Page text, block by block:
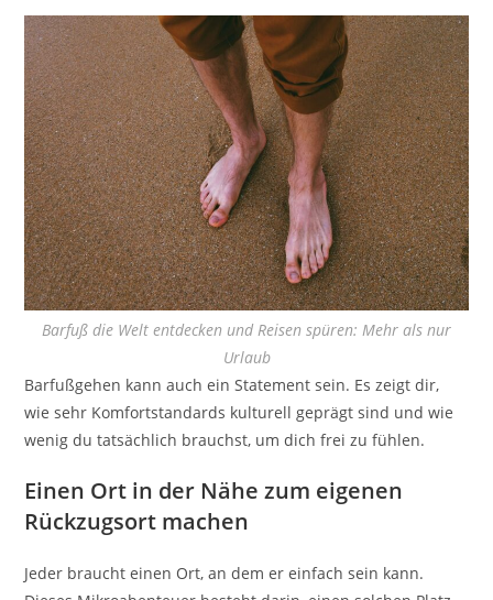
Barfuß die Welt entdecken und Reisen spüren: Mehr als nur
Urlaub
Barfußgehen kann auch ein Statement sein. Es zeigt dir,
wie sehr Komfortstandards kulturell geprägt sind und wie
wenig du tatsächlich brauchst, um dich frei zu fühlen.
Einen Ort in der Nähe zum eigenen
Rückzugsort machen
Jeder braucht einen Ort, an dem er einfach sein kann.